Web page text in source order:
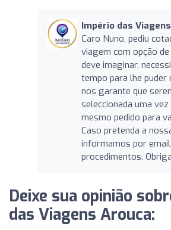
Império das
Caro Nuno, pediu
viagem com opção
deve imaginar,
tempo para lhe puder
nos garante que
seleccionada uma
mesmo pedido para
Caso pretenda a
informamos por
procedimentos.
Deixe sua opinião
das Viagens Arouca: